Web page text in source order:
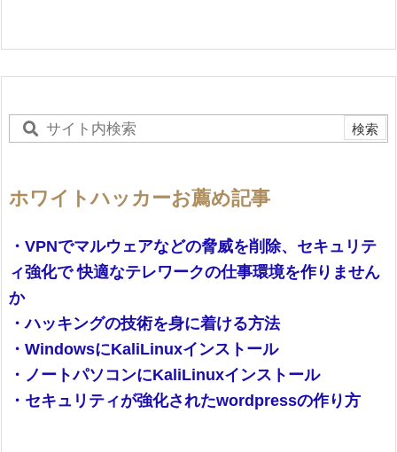
ホワイトハッカーお薦め記事
・VPNでマルウェアなどの脅威を削除、セキュリテ
ィ強化で 快適なテレワークの仕事環境を作りません
か
・ハッキングの技術を身に着ける方法
・WindowsにKaliLinuxインストール
・ノートパソコンにKaliLinuxインストール
・セキュリティが強化されたwordpressの作り方